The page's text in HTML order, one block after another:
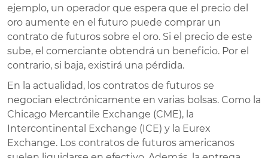
ejemplo, un operador que espera que el precio del
oro aumente en el futuro puede comprar un
contrato de futuros sobre el oro. Si el precio de este
sube, el comerciante obtendrá un beneficio. Por el
contrario, si baja, existirá una pérdida.
En la actualidad, los contratos de futuros se
negocian electrónicamente en varias bolsas. Como la
Chicago Mercantile Exchange (CME), la
Intercontinental Exchange (ICE) y la Eurex
Exchange. Los contratos de futuros americanos